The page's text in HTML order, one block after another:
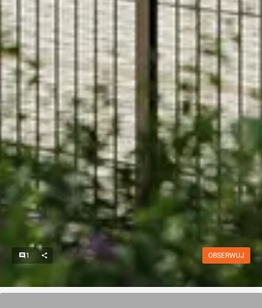
1 OBSERWUJ